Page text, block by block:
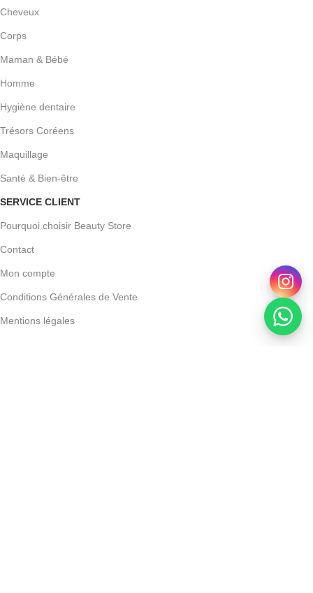
Cheveux
Corps
Maman & Bébé
Homme
Hygiène dentaire
Trésors Coréens
Maquillage
Santé & Bien-être
SERVICE CLIENT
Pourquoi choisir Beauty Store
Contact
Mon compte
Conditions Générales de Vente
Mentions légales